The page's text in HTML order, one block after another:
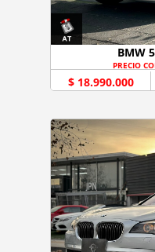
BMW
PRECIO
$ 18.990.000